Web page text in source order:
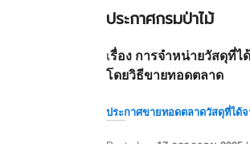
ประกาศกรมป่าไม้
เรื่อง การจำหน่ายวัสดุที่ไ
โดยวิธีขายทอดตลาด
ประกาศขายทอดตลาดวัสดุที่ได้